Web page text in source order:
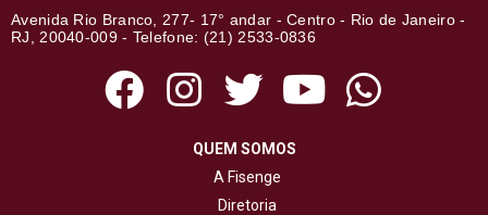
Avenida Rio Branco, 277- 17° andar - Centro - Rio de Janeiro -
RJ, 20040-009 - Telefone: (21) 2533-0836
QUEM SOMOS
A Fisenge
Diretoria